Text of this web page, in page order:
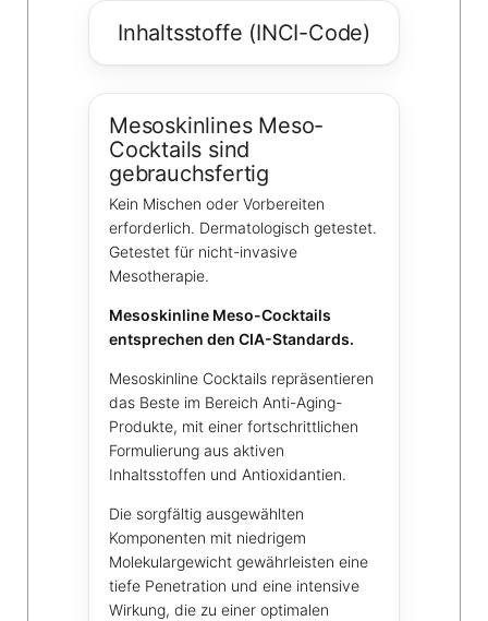
Inhaltsstoffe (INCI-Code)
Mesoskinlines Meso-
Cocktails sind
gebrauchsfertig
Kein Mischen oder Vorbereiten
erforderlich. Dermatologisch getestet.
Getestet für nicht-invasive
Mesotherapie.
Mesoskinline Meso-Cocktails
entsprechen den CIA-Standards.
Mesoskinline Cocktails repräsentieren
das Beste im Bereich Anti-Aging-
Produkte, mit einer fortschrittlichen
Formulierung aus aktiven
Inhaltsstoffen und Antioxidantien.
Die sorgfältig ausgewählten
Komponenten mit niedrigem
Molekulargewicht gewährleisten eine
tiefe Penetration und eine intensive
Wirkung, die zu einer optimalen